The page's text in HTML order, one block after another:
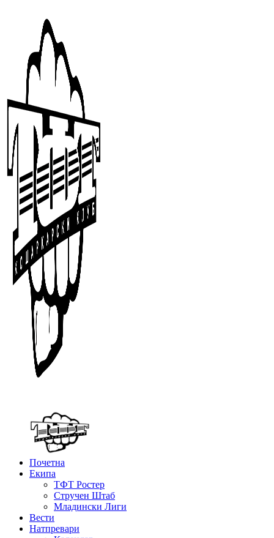
Почетна
Екипа
ТФТ Ростер
Стручен Штаб
Младински Лиги
Вести
Натпревари